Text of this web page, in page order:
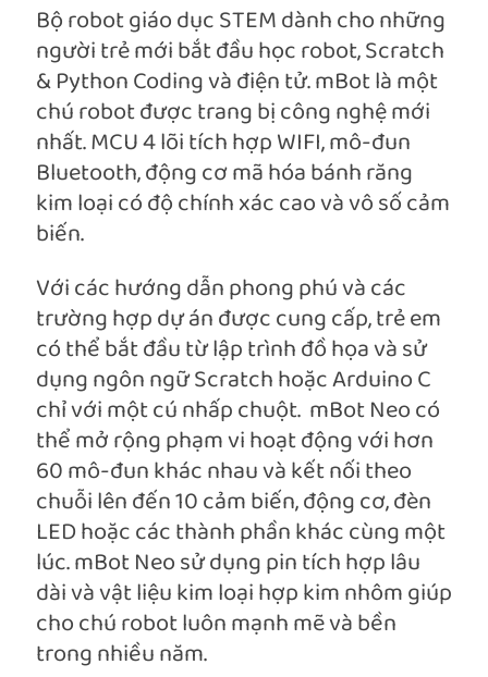
Bộ robot giáo dục STEM dành cho những
người trẻ mới bắt đầu học robot, Scratch
& Python Coding và điện tử. mBot là một
chú robot được trang bị công nghệ mới
nhất. MCU 4 lõi tích hợp WIFI, mô-đun
Bluetooth, động cơ mã hóa bánh răng
kim loại có độ chính xác cao và vô số cảm
biến.
Với các hướng dẫn phong phú và các
trường hợp dự án được cung cấp, trẻ em
có thể bắt đầu từ lập trình đồ họa và sử
dụng ngôn ngữ Scratch hoặc Arduino C
chỉ với một cú nhấp chuột. mBot Neo có
thể mở rộng phạm vi hoạt động với hơn
60 mô-đun khác nhau và kết nối theo
chuỗi lên đến 10 cảm biến, động cơ, đèn
LED hoặc các thành phần khác cùng một
lúc. mBot Neo sử dụng pin tích hợp lâu
dài và vật liệu kim loại hợp kim nhôm giúp
cho chú robot luôn mạnh mẽ và bền
trong nhiều năm.